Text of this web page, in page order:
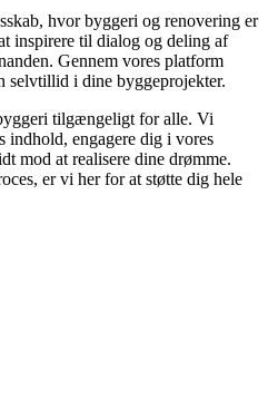
hvor byggeri og renovering er
inspirere til dialog og deling af
Gennem vores platform
selvtillid i dine byggeprojekter.
tilgængeligt for alle. Vi
indhold, engagere dig i vores
mod at realisere dine drømme.
er vi her for at støtte dig hele